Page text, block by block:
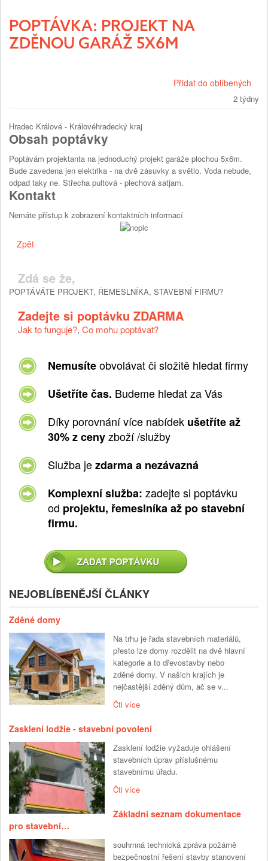
POPTÁVKA: PROJEKT NA
ZDĚNOU GARÁŽ 5X6M
Přidat do oblíbených
2 týdny
Hradec Králové - Královéhradecký kraj
Obsah poptávky
Poptávám projektanta na jednoduchý projekt garáže plochou 5x6m.
Bude zavedena jen elektrika - na dvě zásuvky a světlo. Voda nebude,
odpad taky ne. Střecha pultová - plechová satjam.
Kontakt
Nemáte přístup k zobrazení kontaktních informací
Zpět
Zdá se že,
POPTÁVÁTE PROJEKT, ŘEMESLNÍKA, STAVEBNÍ FIRMU?
Zadejte si poptávku ZDARMA
Jak to funguje?, Co mohu poptávat?
Nemusíteobvolávat či složitě hledat firmy
Ušetříte čas. Budeme hledat za Vás
Díky porovnání více nabídek ušetříte až
30% z cenyzboží /služby
Služba jezdarma a nezávazná
Komplexní služba: zadejte si poptávku
od projektu, řemeslníka až po stavební
firmu.
NEJOBLÍBENĚJŠÍ ČLÁNKY
Zděné domy
Na trhu je řada stavebních materiálů,
přesto lze domy rozdělit na dvě hlavní
kategorie a to dřevostavby nebo
zděné domy. V našich krajích je
nejčastější zděný dům, ač se v...
Čti více
Zasklení lodžie - stavební povolení
Zasklení lodžie vyžaduje ohlášení
stavebních úprav příslušnému
stavebnímu úřadu.
Čti více
Základní seznam dokumentace
pro stavební…
souhrnná technická zpráva požárně
bezpečnostní řešení stavby stanovení